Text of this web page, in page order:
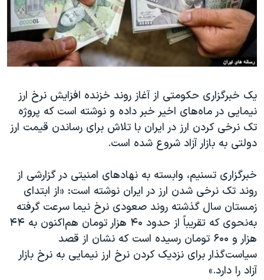
فرهنگ و زندگی
حقوق شهروندی
اقتصادی
اسرائیل در جنگ
گالری عکس
آرشیو پخش زنده
مستندها
انتخابات ریاست جمهوری آمریکا ۲۰۲۴
حمله جمهوری اسلامی به اسرائیل
ورزش زنان در ایران
اعتراضات زن، زندگی، آزادی
مجموعه مستندهای دادخواهی
دادگاه حمید نوری
چهل سال گروگان‌گیری
قانون شفافیت دارائی کادر رهبری ایران
اعتراضات مردمی آبان ۹۸
اسرائیل در جنگ
دنبال کنید
زبانهای مختلف
یک خبرگزاری حکومتی از آغاز روند خزنده افزایش نرخ ارز
نیمایی در ماه‌های اخیر خبر داده و نوشته است که پروژه
تک نرخی کردن ارز در ایران با تلاش برای رساندن قیمت ارز
دولتی به بازار آزاد شروع شده است.
خبرگزاری تسنیم، وابسته به نهادهای امنیتی در گزارشی از
روند تک نرخی شدن ارز در ایران نوشته است: «از ابتدای
زمستان سال گذشته روند صعودی نرخ نیما سرعت گرفته
به‌نحوی که تقریباً از حدود ۴۰ هزار تومان هم‌اکنون به ۴۴
هزار و ۶۰۰ تومان رسیده است که نشان از قصد
سیاست‌گذار برای نزدیک کردن نرخ ارز نیمایی به نرخ بازار
آزاد را دارد.»